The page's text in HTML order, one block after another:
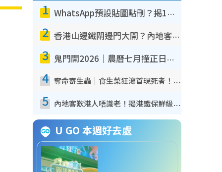
1 WhatsApp預設貼圖點刪？揭1招「反向操作」還原簡潔介面 附3步實測教學
2 香港山邊鐵閘邊門大開？內地客困惑意義何在！網民神回覆：呢種叫法理性防禦
3 鬼門開2026｜農曆七月撞正日全食特別邪？專家警告切忌做一事！揭4大禁忌+2招保平安
4 奪命寄生蟲｜食生菜狂瀉首現死者！疫潮惡化錄1.8萬宗病例 揭洗菜3大謬誤
5 內地客歎港人唔識老！揭港鐵保鮮級冷氣 港人求放過：咪投訴
U GO 本週好去處